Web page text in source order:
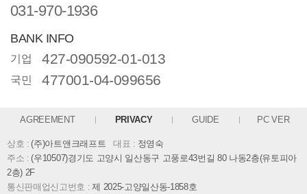
031-970-1936
BANK INFO
기업 427-090592-01-013
국민 477001-04-099656
AGREEMENT PRIVACY GUIDE PC VER
상호 : (주)아트앤크래프트 대표 : 정영숙
주소 : (우10507)경기도 고양시 일산동구 고풍로43번길 80 나동2층(유토피아
2층) 2F
통신판매업신고번호 : 제 2025-고양일산동-1858호